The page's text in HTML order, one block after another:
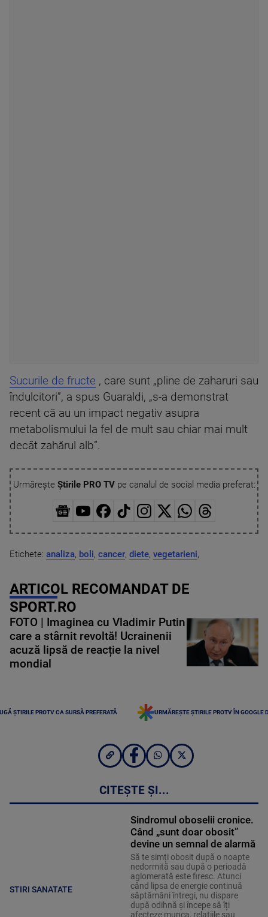
Sucurile de fructe , care sunt „pline de zaharuri sau
îndulcitori”, a spus Guaraldi, „s-a demonstrat
recent că au un impact negativ asupra
metabolismului la fel de mult sau chiar mai mult
decât zahărul alb”.
Urmărește Știrile PRO TVpe canalul de social media preferat:
Etichete: analiza, boli, cancer, diete, vegetarieni,
ARTICOL RECOMANDAT DE
SPORT.RO
FOTO | Imaginea cu Vladimir Putin
care a stârnit revoltă! Ucrainenii
acuză lipsă de reacție la nivel
mondial
ȘTIRILE PROTV CA SURSĂ PREFERATĂ URMĂREȘTE ȘTIRILE PROTV ÎN GOOGLE
CITEȘTE ȘI...
STIRI SANATATE
Sindromul oboselii cronice.
Când „sunt doar obosit”
devine un semnal de alarmă
Să te simți obosit după o noapte
nedormită sau după o perioadă
aglomerată este firesc. Atunci
când lipsa de energie continuă
săptămâni întregi, nu dispare
după odihnă și începe să îți
afecteze munca, relațiile sau